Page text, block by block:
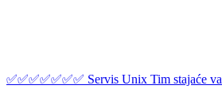
✅✅✅✅✅✅✅ Servis Unix Tim stajaće va